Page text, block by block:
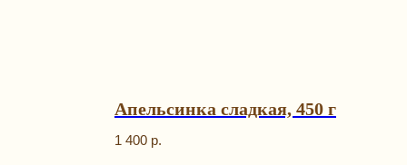
Апельсинка сладкая, 450 г
1 400 р.